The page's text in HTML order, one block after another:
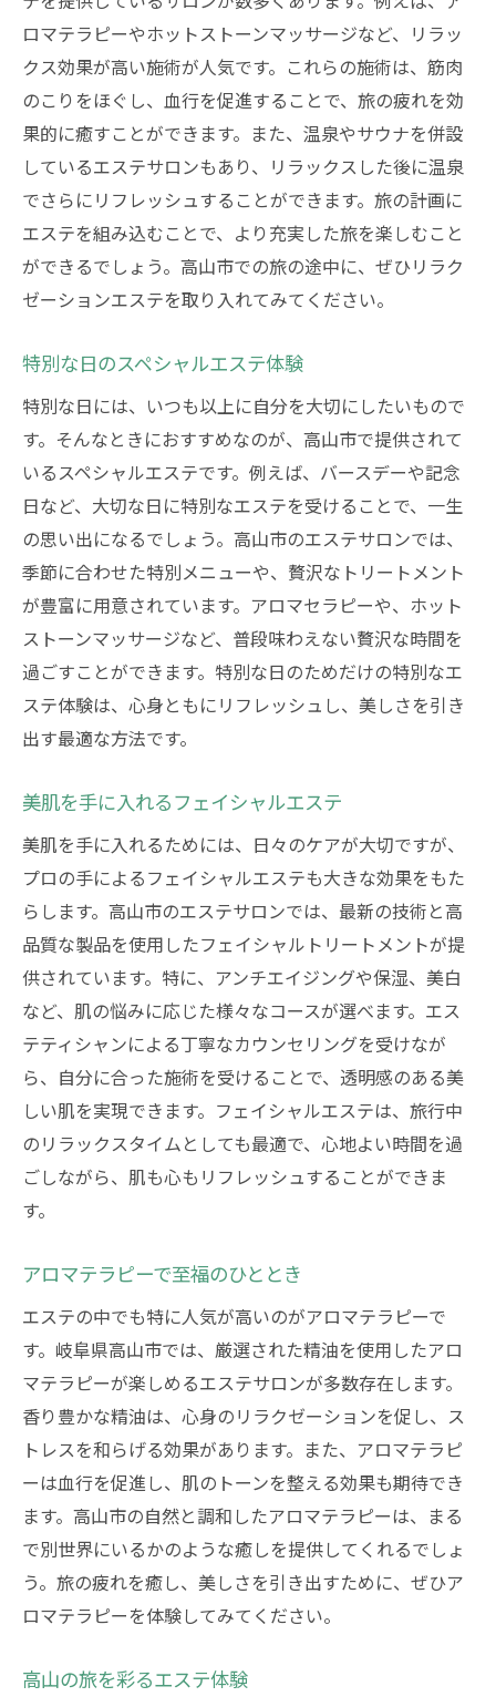
ロマテラピーやホットストーンマッサージなど、リラッ
クス効果が高い施術が人気です。これらの施術は、筋肉
のこりをほぐし、血行を促進することで、旅の疲れを効
果的に癒すことができます。また、温泉やサウナを併設
しているエステサロンもあり、リラックスした後に温泉
でさらにリフレッシュすることができます。旅の計画に
エステを組み込むことで、より充実した旅を楽しむこと
ができるでしょう。高山市での旅の途中に、ぜひリラク
ゼーションエステを取り入れてみてください。
特別な日のスペシャルエステ体験
特別な日には、いつも以上に自分を大切にしたいもので
す。そんなときにおすすめなのが、高山市で提供されて
いるスペシャルエステです。例えば、バースデーや記念
日など、大切な日に特別なエステを受けることで、一生
の思い出になるでしょう。高山市のエステサロンでは、
季節に合わせた特別メニューや、贅沢なトリートメント
が豊富に用意されています。アロマセラピーや、ホット
ストーンマッサージなど、普段味わえない贅沢な時間を
過ごすことができます。特別な日のためだけの特別なエ
ステ体験は、心身ともにリフレッシュし、美しさを引き
出す最適な方法です。
美肌を手に入れるフェイシャルエステ
美肌を手に入れるためには、日々のケアが大切ですが、
プロの手によるフェイシャルエステも大きな効果をもた
らします。高山市のエステサロンでは、最新の技術と高
品質な製品を使用したフェイシャルトリートメントが提
供されています。特に、アンチエイジングや保湿、美白
など、肌の悩みに応じた様々なコースが選べます。エス
テティシャンによる丁寧なカウンセリングを受けなが
ら、自分に合った施術を受けることで、透明感のある美
しい肌を実現できます。フェイシャルエステは、旅行中
のリラックスタイムとしても最適で、心地よい時間を過
ごしながら、肌も心もリフレッシュすることができま
す。
アロマテラピーで至福のひととき
エステの中でも特に人気が高いのがアロマテラピーで
す。岐阜県高山市では、厳選された精油を使用したアロ
マテラピーが楽しめるエステサロンが多数存在します。
香り豊かな精油は、心身のリラクゼーションを促し、ス
トレスを和らげる効果があります。また、アロマテラピ
ーは血行を促進し、肌のトーンを整える効果も期待でき
ます。高山市の自然と調和したアロマテラピーは、まる
で別世界にいるかのような癒しを提供してくれるでしょ
う。旅の疲れを癒し、美しさを引き出すために、ぜひア
ロマテラピーを体験してみてください。
高山の旅を彩るエステ体験